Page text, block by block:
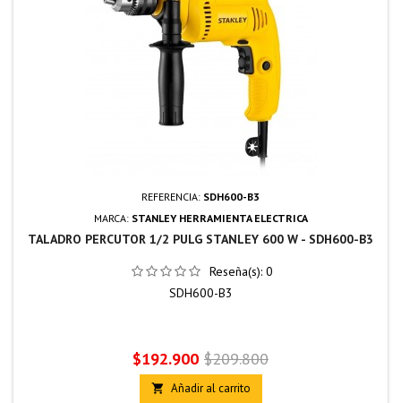
REFERENCIA: SDH600-B3
MARCA: STANLEY HERRAMIENTA ELECTRICA
TALADRO PERCUTOR 1/2 PULG STANLEY 600 W - SDH600-B3
Reseña(s): 0
SDH600-B3
Precio
$192.900 Precio
base
$209.800
 Añadir al carrito